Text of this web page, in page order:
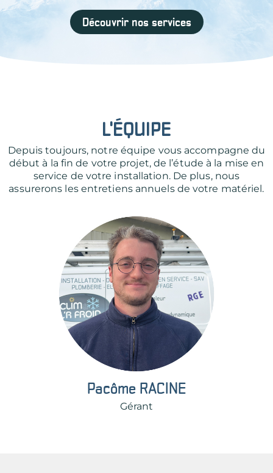
Découvrir nos services
L'ÉQUIPE
Depuis toujours, notre équipe vous accompagne du
début à la fin de votre projet, de l’étude à la mise en
service de votre installation. De plus, nous
assurerons les entretiens annuels de votre matériel.
Pacôme RACINE
Gérant